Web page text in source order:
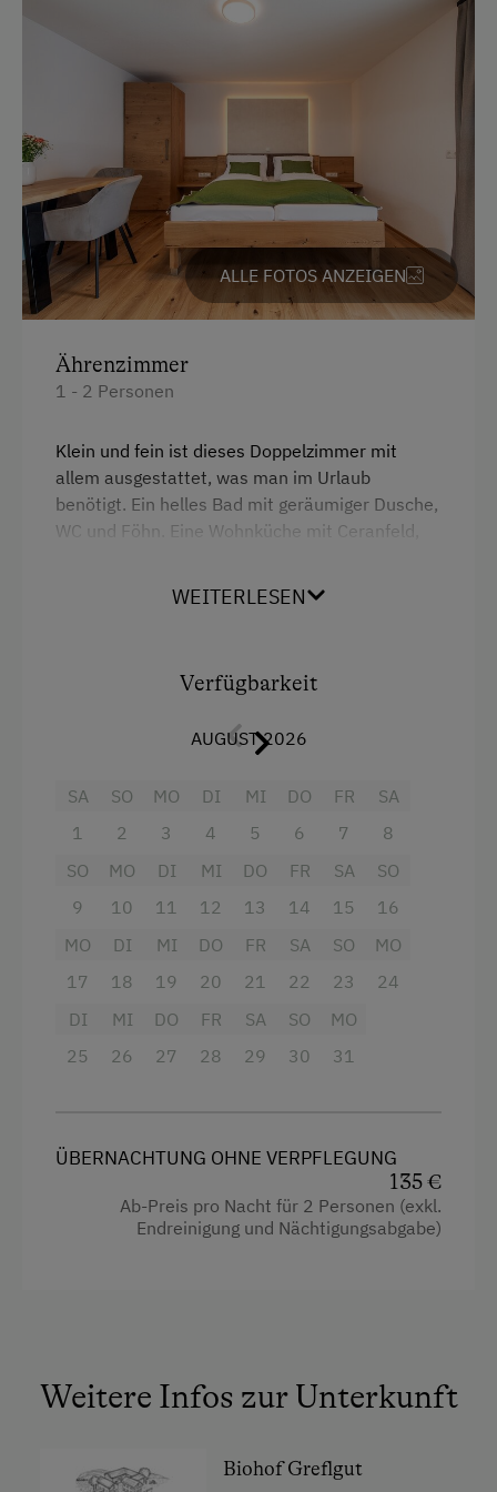
Klettersteig
Kletterwald
Liegewiese
Naturpark
Radwege
Reitwege
Wandern
Seminar-Dienstleistungen
Solenebel Kabine mit Atemeditation
Küchenausstattung
Toilette
Handtücher
Kaffeemaschine
Balkon/Terrasse
Fernseher
Safe
Getränkeerwerb im Haus
Haupthaus
Altbau
ALLE FOTOS ANZEIGEN
Ährenzimmer
1 - 2 Personen
Klein und fein ist dieses Doppelzimmer mit
allem ausgestattet, was man im Urlaub
benötigt. Ein helles Bad mit geräumiger Dusche,
WC und Föhn. Eine Wohnküche mit Ceranfeld,
Kaffeemaschine, Safe und Fernseher. Und ein
Balkon mit Sitzgelegenheit und Blick auf die
Getreidespeicher eine angenehme Zeit mit
Zum Frühstück können eine Reihe von
regionalen Produkten von uns bzw. selbst aus
werden:
Wurstspezialitäten, Eier (selbst produziert
von unserem Biohof)
Haferflocken, Mehl, Milch, Käse (von
Bauernhöfen in unserer direkten
Nachbarschaft)
Dusche
Balkon/Terrasse
Küche
WEITERLESEN
Verfügbarkeit
AUGUST 2026
SA
1
SO
2
MO
3
DI
4
MI
5
DO
6
FR
7
SA
8
SO
9
MO
10
DI
11
MI
12
DO
13
FR
14
SA
15
SO
16
MO
17
DI
18
MI
19
DO
20
FR
21
SA
22
SO
23
MO
24
DI
25
MI
26
DO
27
FR
28
SA
29
SO
30
MO
31
ÜBERNACHTUNG OHNE VERPFLEGUNG
135 €
Ab-Preis pro Nacht für 2 Personen (exkl.
Endreinigung und Nächtigungsabgabe)
Weitere Infos zur Unterkunft
Biohof Greflgut